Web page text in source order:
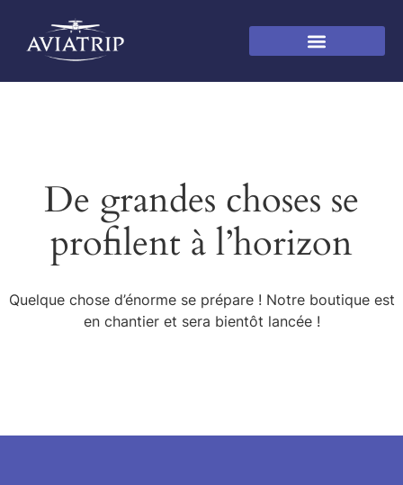
De grandes choses se
profilent à l’horizon
Quelque chose d’énorme se prépare ! Notre boutique est
en chantier et sera bientôt lancée !